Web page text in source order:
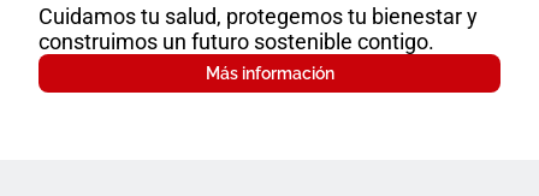
Cuidamos tu salud, protegemos tu bienestar y
construimos un futuro sostenible contigo.
Más información